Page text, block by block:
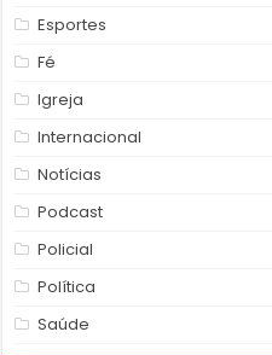
Esportes
Fé
Igreja
Internacional
Notícias
Podcast
Policial
Política
Saúde